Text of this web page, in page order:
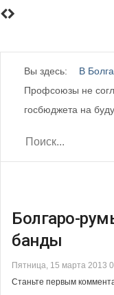
Вы здесь: В
Профсоюзы не
госбюджета на
Болгаро-
банды
Пятница, 15 марта 2013
Станьте первым